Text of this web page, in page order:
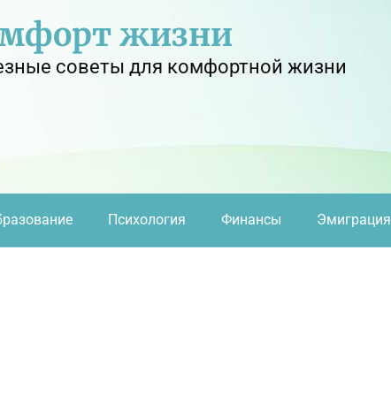
жизни
советы для комфортной жизни
Психология Финансы Эмиграция